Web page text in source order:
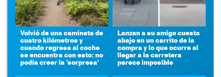
Volvió de una caminata de
cuatro kilómetros y
cuando regresa al coche
se encuentra con esto: no
podía creer la 'sorpresa'
Lanzan a su amigo cuesta
abajo en un carrito de la
compra y lo que ocurre al
llegar a la carretera
parece imposible